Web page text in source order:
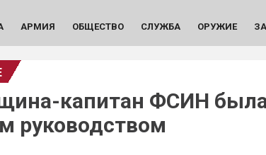
АРМИЯ ОБЩЕСТВО СЛУЖБА ОРУЖИЕ
капитан ФСИН была
руководством